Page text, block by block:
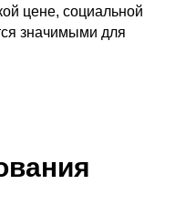
цене, социальной
значимыми для